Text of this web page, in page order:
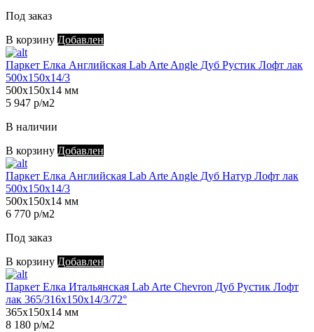
Под заказ
В корзину Добавлен
Паркет Елка Английская Lab Arte Angle Дуб Рустик Лофт лак
500х150х14/3
500х150х14 мм
5 947 р/м2
В наличии
В корзину Добавлен
Паркет Елка Английская Lab Arte Angle Дуб Натур Лофт лак
500х150х14/3
500х150х14 мм
6 770 р/м2
Под заказ
В корзину Добавлен
Паркет Елка Итальянская Lab Arte Chevron Дуб Рустик Лофт
лак 365/316х150х14/3/72°
365х150х14 мм
8 180 р/м2